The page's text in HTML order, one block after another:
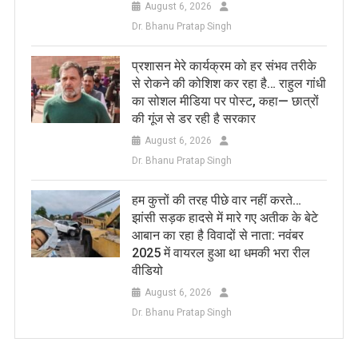
August 6, 2026
Dr. Bhanu Pratap Singh
प्रशासन मेरे कार्यक्रम को हर संभव तरीके
से रोकने की कोशिश कर रहा है… राहुल गांधी
का सोशल मीडिया पर पोस्ट, कहा— छात्रों
की गूंज से डर रही है सरकार
August 6, 2026
Dr. Bhanu Pratap Singh
हम कुत्तों की तरह पीछे वार नहीं करते…
झांसी सड़क हादसे में मारे गए अतीक के बेटे
आबान का रहा है विवादों से नाता: नवंबर
2025 में वायरल हुआ था धमकी भरा रील
वीडियो
August 6, 2026
Dr. Bhanu Pratap Singh